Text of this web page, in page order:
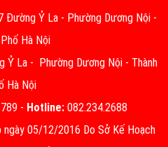
Đường Ỷ La - Phường Dương Nội -
Hà Nội
La - Phường Dương Nội - Thành
Hà Nội
- Hotline:082.234.2688
05/12/2016 Do Sở Kế Hoạch